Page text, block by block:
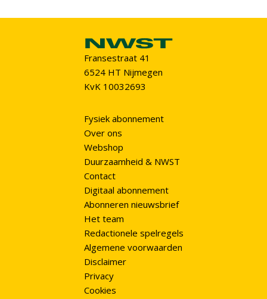
Fransestraat 41
6524 HT Nijmegen
KvK 10032693
Fysiek abonnement
Over ons
Webshop
Duurzaamheid & NWST
Contact
Digitaal abonnement
Abonneren nieuwsbrief
Het team
Redactionele spelregels
Algemene voorwaarden
Disclaimer
Privacy
Cookies